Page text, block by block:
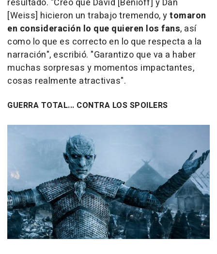
resultado. "Creo que David [Benioff] y Dan
[Weiss] hicieron un trabajo tremendo, ytomaron
en consideración lo que quieren los fans, así
como lo que es correcto en lo que respecta a la
narración", escribió. "Garantizo que va a haber
muchas sorpresas y momentos impactantes,
cosas realmente atractivas".
GUERRA TOTAL... CONTRA LOS SPOILERS